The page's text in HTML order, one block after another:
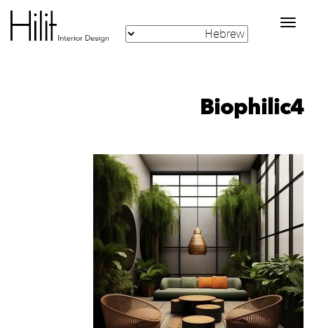
Toggle
navigation
Biophilic4